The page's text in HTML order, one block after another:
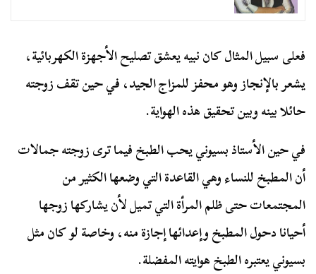
فعلى سبيل المثال كان نبيه يعشق تصليح الأجهزة الكهربائية،
يشعر بالإنجاز وهو محفز للمزاج الجيد، في حين تقف زوجته
حائلا بينه وبين تحقيق هذه الهواية.
في حين الأستاذ بسيوني يحب الطبخ فيما ترى زوجته جمالات
أن المطبخ للنساء وهي القاعدة التي وضعها الكثير من
المجتمعات حتى ظلم المرأة التي تميل لأن يشاركها زوجها
أحيانا دحول المطبخ وإعدائها إجازة منه، وخاصة لو كان مثل
بسيوني يعتبره الطبخ هوايته المفضلة.